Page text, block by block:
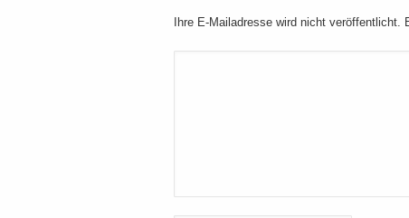
Ihre E-Mailadresse wird nicht veröffentlicht.